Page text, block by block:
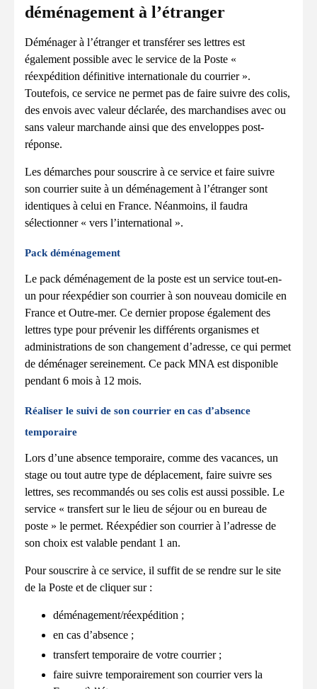
déménagement à l’étranger
Déménager à l’étranger et transférer ses lettres est
également possible avec le service de la Poste «
réexpédition définitive internationale du courrier ».
Toutefois, ce service ne permet pas de faire suivre des colis,
des envois avec valeur déclarée, des marchandises avec ou
sans valeur marchande ainsi que des enveloppes post-
réponse.
Les démarches pour souscrire à ce service et faire suivre
son courrier suite à un déménagement à l’étranger sont
identiques à celui en France. Néanmoins, il faudra
sélectionner « vers l’international ».
Pack déménagement
Le pack déménagement de la poste est un service tout-en-
un pour réexpédier son courrier à son nouveau domicile en
France et Outre-mer. Ce dernier propose également des
lettres type pour prévenir les différents organismes et
administrations de son changement d’adresse, ce qui permet
de déménager sereinement. Ce pack MNA est disponible
pendant 6 mois à 12 mois.
Réaliser le suivi de son courrier en cas d’absence
temporaire
Lors d’une absence temporaire, comme des vacances, un
stage ou tout autre type de déplacement, faire suivre ses
lettres, ses recommandés ou ses colis est aussi possible. Le
service « transfert sur le lieu de séjour ou en bureau de
poste » le permet. Réexpédier son courrier à l’adresse de
son choix est valable pendant 1 an.
Pour souscrire à ce service, il suffit de se rendre sur le site
de la Poste et de cliquer sur :
déménagement/réexpédition ;
en cas d’absence ;
transfert temporaire de votre courrier ;
faire suivre temporairement son courrier vers la